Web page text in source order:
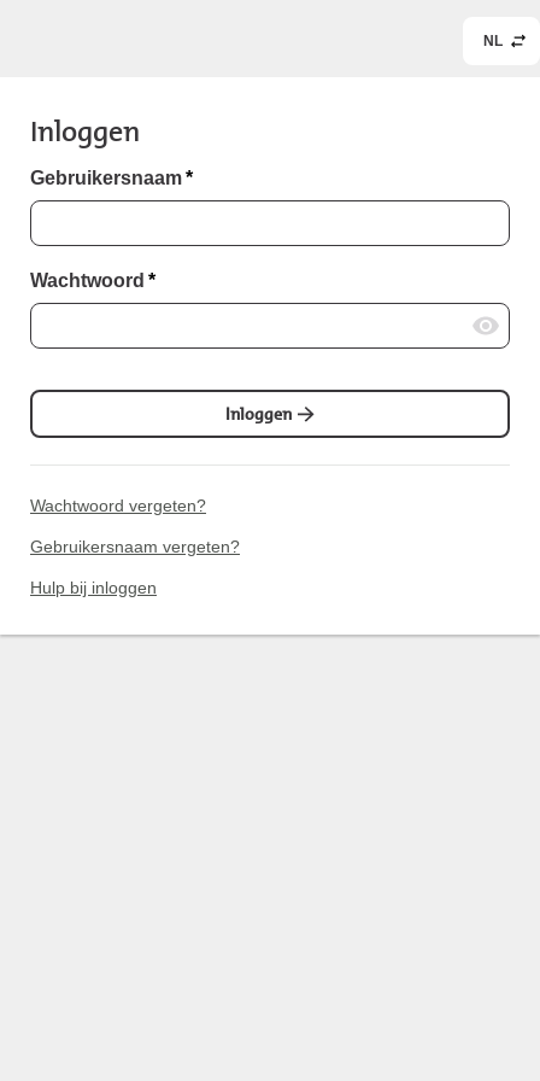
NL
Inloggen
Gebruikersnaam*
Wachtwoord *
Inloggen
Wachtwoord vergeten?
Gebruikersnaam vergeten?
Hulp bij inloggen